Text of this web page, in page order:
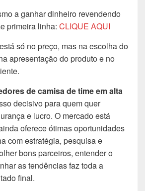
a ganhar dinheiro revendendo
primeira linha: CLIQUE AQUI
só no preço, mas na escolha do
apresentação do produto e no
de camisa de time em alta
decisivo para quem quer
e lucro. O mercado está
oferece ótimas oportunidades
com estratégia, pesquisa e
bons parceiros, entender o
as tendências faz toda a
final.